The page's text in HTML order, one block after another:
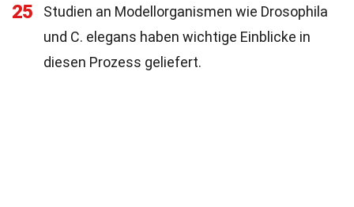
25
Studien an Modellorganismen wie Drosophila
und C. elegans haben wichtige Einblicke in
diesen Prozess geliefert.